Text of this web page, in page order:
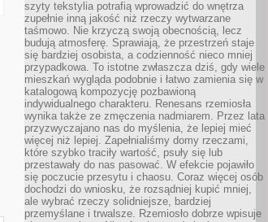
szyty tekstylia potrafią wprowadzić do wnętrza
zupełnie inną jakość niż rzeczy wytwarzane
taśmowo. Nie krzyczą swoją obecnością, lecz
budują atmosferę. Sprawiają, że przestrzeń staje
się bardziej osobista, a codzienność nieco mniej
przypadkowa. To istotne zwłaszcza dziś, gdy wiele
mieszkań wygląda podobnie i łatwo zamienia się w
katalogową kompozycję pozbawioną
indywidualnego charakteru. Renesans rzemiosła
wynika także ze zmęczenia nadmiarem. Przez lata
przyzwyczajano nas do myślenia, że lepiej mieć
więcej niż lepiej. Zapełnialiśmy domy rzeczami,
które szybko traciły wartość, psuły się lub
przestawały do nas pasować. W efekcie pojawiło
się poczucie przesytu i chaosu. Coraz więcej osób
dochodzi do wniosku, że rozsądniej kupić mniej,
ale wybrać rzeczy solidniejsze, bardziej
przemyślane i trwalsze. Rzemiosło dobrze wpisuje